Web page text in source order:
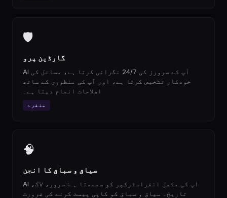
🛡
گارڈین پرو
AI آپ کے سرورز کی 24/7 نگرانی کرتا ہے، مسائل کی
خودکار تشخیص کرتا ہے، اور آپ کی منظوری کے ساتھ
اصلاحات انجام دیتا ہے۔
منفرد
🧠
سیاق و سباق کا انجن
AI آپ کی مکمل انفراسٹرکچر کو سمجھتا ہے: سرور، لاگ،
تاریخ۔ سیاق و سباق کو کاپی پیسٹ کرنے کی ضرورت